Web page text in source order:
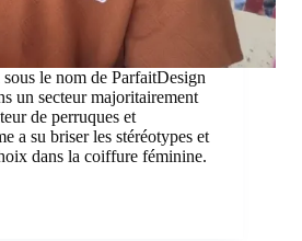
le nom de ParfaitDesign
un secteur majoritairement
de perruques et
a su briser les stéréotypes et
dans la coiffure féminine.